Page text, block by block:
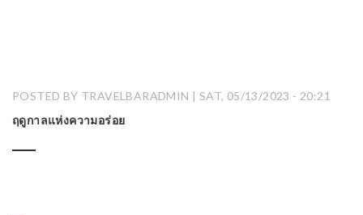
POSTED BY TRAVELBARADMIN | SAT, 05/13/2023 - 20:21
ฤดูกาลแห่งความอร่อย